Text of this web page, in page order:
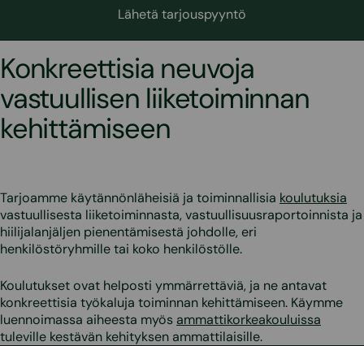
Lähetä tarjouspyyntö
Konkreettisia neuvoja
vastuullisen liiketoiminnan
kehittämiseen
Tarjoamme käytännönläheisiä ja toiminnallisia koulutuksia
vastuullisesta liiketoiminnasta, vastuullisuusraportoinnista ja
hiilijalanjäljen pienentämisestä johdolle, eri
henkilöstöryhmille tai koko henkilöstölle.
Koulutukset ovat helposti ymmärrettäviä, ja ne antavat
konkreettisia työkaluja toiminnan kehittämiseen. Käymme
luennoimassa aiheesta myös ammattikorkeakouluissa
tuleville kestävän kehityksen ammattilaisille.